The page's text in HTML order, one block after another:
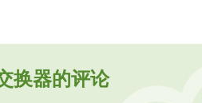
换器的评论